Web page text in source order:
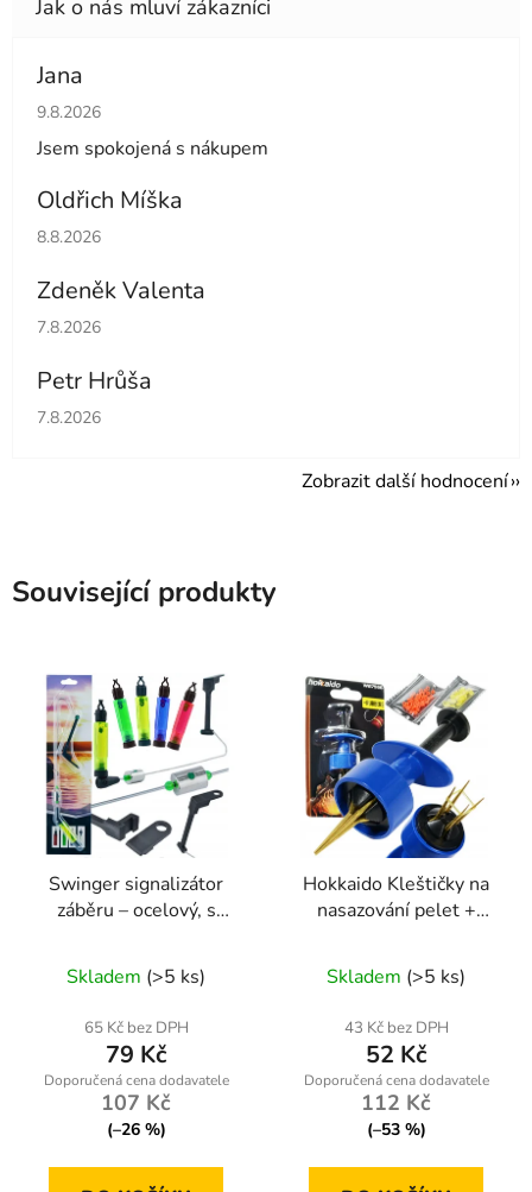
Jana
Hodnocení obchodu je 5 z 5 hvězdiček.
9.8.2026
Jsem spokojená s nákupem
Oldřich Míška
Hodnocení obchodu je 5 z 5 hvězdiček.
8.8.2026
Zdeněk Valenta
Hodnocení obchodu je 5 z 5 hvězdiček.
7.8.2026
Petr Hrůša
Hodnocení obchodu je 5 z 5 hvězdiček.
7.8.2026
Zobrazit další hodnocení
Související produkty
Swinger signalizátor
záběru – ocelový, s
světlušku
Skladem (>5 ks)
65 Kč bez DPH
79 Kč
107 Kč
(–26 %)
Hokkaido Kleštičky na
nasazování pelet +
hodnocení
produktu
je
5,0
z
hvězdiček.
Skladem (>5 ks)
43 Kč bez DPH
52 Kč
112 Kč
(–53 %)